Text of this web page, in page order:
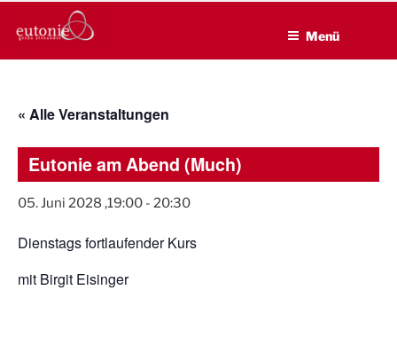
Inhalt
EUTONIE.DE
Lebensbalance durch körperliche Selbsterfahrung
Menü
« Alle Veranstaltungen
Eutonie am Abend (Much)
05. Juni 2028 ,19:00 - 20:30
Dienstags fortlaufender Kurs
mit Birgit Eisinger